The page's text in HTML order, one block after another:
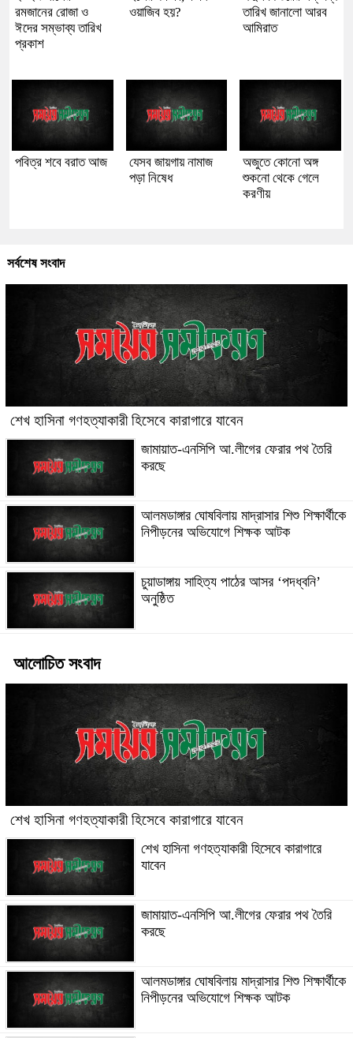
রমজানের রোজা ও
ঈদের সম্ভাব্য তারিখ
প্রকাশ
ওয়াজিব হয়?
তারিখ জানালো আরব
আমিরাত
পবিত্র শবে বরাত আজ
যেসব জায়গায় নামাজ
পড়া নিষেধ
অজুতে কোনো অঙ্গ
শুকনো থেকে গেলে
করণীয়
সর্বশেষ সংবাদ
শেখ হাসিনা গণহত্যাকারী হিসেবে কারাগারে যাবেন
জামায়াত-এনসিপি আ.লীগের ফেরার পথ তৈরি
করছে
আলমডাঙ্গার ঘোষবিলায় মাদ্রাসার শিশু শিক্ষার্থীকে
নিপীড়নের অভিযোগে শিক্ষক আটক
চুয়াডাঙ্গায় সাহিত্য পাঠের আসর ‘পদধ্বনি’
অনুষ্ঠিত
আলোচিত সংবাদ
শেখ হাসিনা গণহত্যাকারী হিসেবে কারাগারে যাবেন
শেখ হাসিনা গণহত্যাকারী হিসেবে কারাগারে
যাবেন
জামায়াত-এনসিপি আ.লীগের ফেরার পথ তৈরি
করছে
আলমডাঙ্গার ঘোষবিলায় মাদ্রাসার শিশু শিক্ষার্থীকে
নিপীড়নের অভিযোগে শিক্ষক আটক